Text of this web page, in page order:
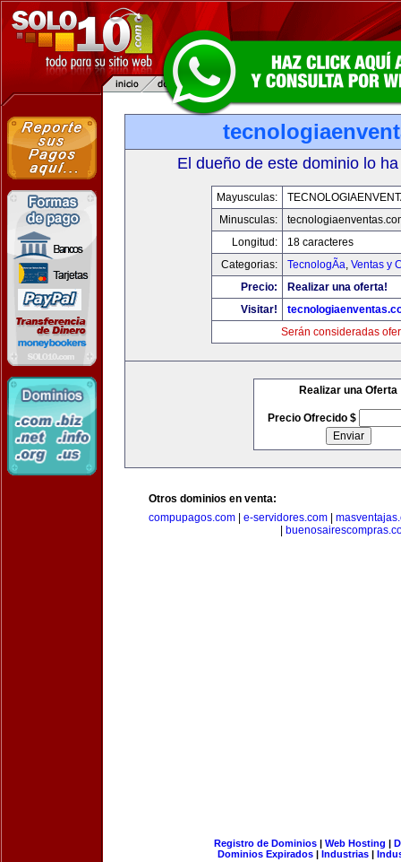
El dueño de este dominio lo
Mayusculas:
Minusculas:
Longitud:
18 caracteres
Categorias:
TecnologÃ­a, Ventas y
Precio:
Realizar una oferta!
Visitar!
Serán consideradas
Realizar una Oferta
Precio Ofrecido $
Otros dominios en venta:
compupagos.com
e-servidores.com
Registro de Dominios| Web Hosting |
Dominios Expirados | Industrias |